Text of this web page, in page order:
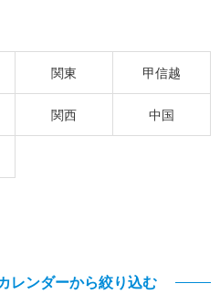
関東 甲信越
関西 中国
レンダーから絞り込む